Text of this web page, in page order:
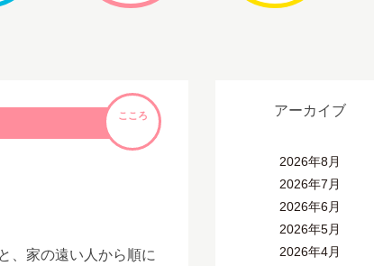
こころ
、家の遠い人から順に
アーカイブ
2026年8月
2026年7月
2026年6月
2026年5月
2026年4月